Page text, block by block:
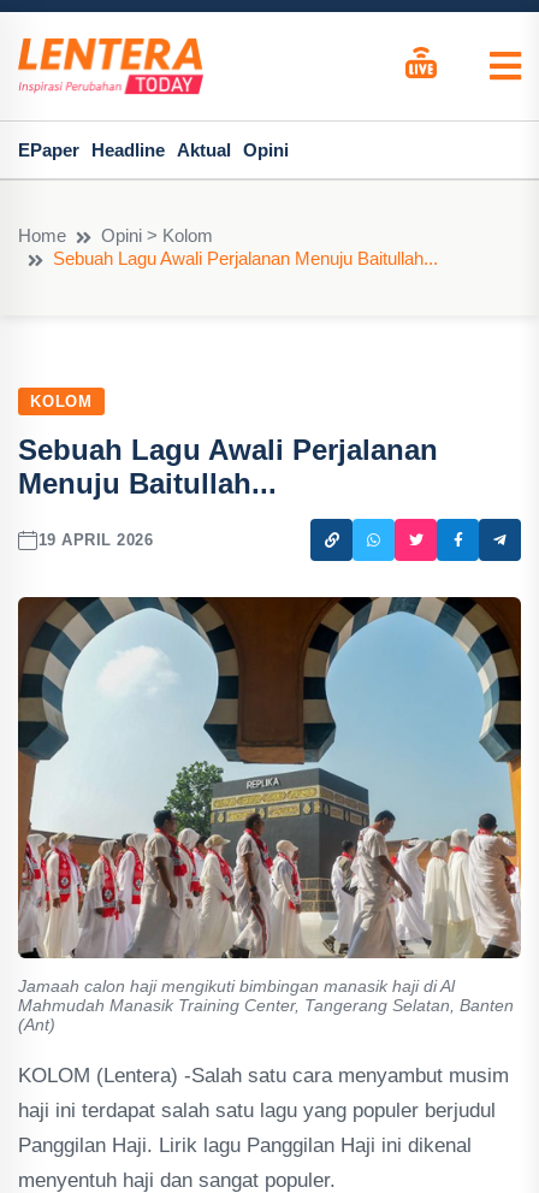
EPaper Headline Aktual Opini
Home
Opini > Kolom
Sebuah Lagu Awali Perjalanan Menuju Baitullah...
KOLOM
Sebuah Lagu Awali Perjalanan
Menuju Baitullah...
19 APRIL 2026
Jamaah calon haji mengikuti bimbingan manasik haji di Al
Mahmudah Manasik Training Center, Tangerang Selatan, Banten
(Ant)
KOLOM (Lentera) -Salah satu cara menyambut musim
haji ini terdapat salah satu lagu yang populer berjudul
Panggilan Haji. Lirik lagu Panggilan Haji ini dikenal
menyentuh haji dan sangat populer.